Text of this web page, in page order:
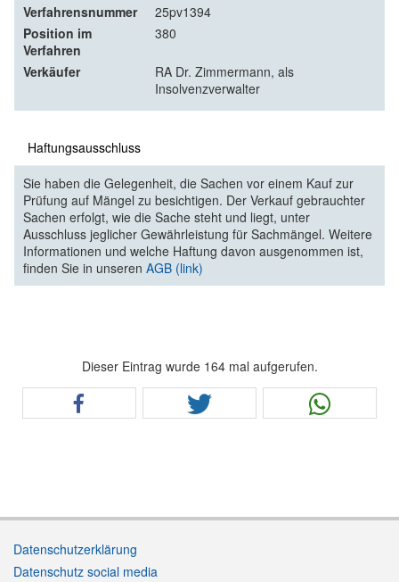
Verfahrensnummer
25pv1394
Position im
Verfahren
380
Verkäufer
RA Dr. Zimmermann, als
Insolvenzverwalter
Haftungsausschluss
Sie haben die Gelegenheit, die Sachen vor einem Kauf zur
Prüfung auf Mängel zu besichtigen. Der Verkauf gebrauchter
Sachen erfolgt, wie die Sache steht und liegt, unter
Ausschluss jeglicher Gewährleistung für Sachmängel. Weitere
Informationen und welche Haftung davon ausgenommen ist,
finden Sie in unseren AGB (link)
Dieser Eintrag wurde 164 mal aufgerufen.
Datenschutzerklärung
Datenschutz social media